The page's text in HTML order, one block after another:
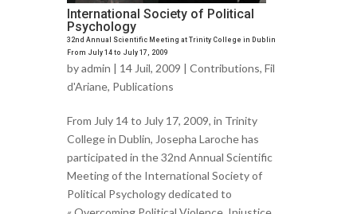
International Society of Political
Psychology
32nd Annual Scientific Meeting at Trinity College in Dublin
From July 14 to July 17, 2009
byadmin | 14 Juil, 2009 | Contributions, Fil
d'Ariane, Publications
From July 14 to July 17, 2009, in Trinity
College in Dublin, Josepha Laroche has
participated in the 32nd Annual Scientific
Meeting of the International Society of
Political Psychology dedicated to